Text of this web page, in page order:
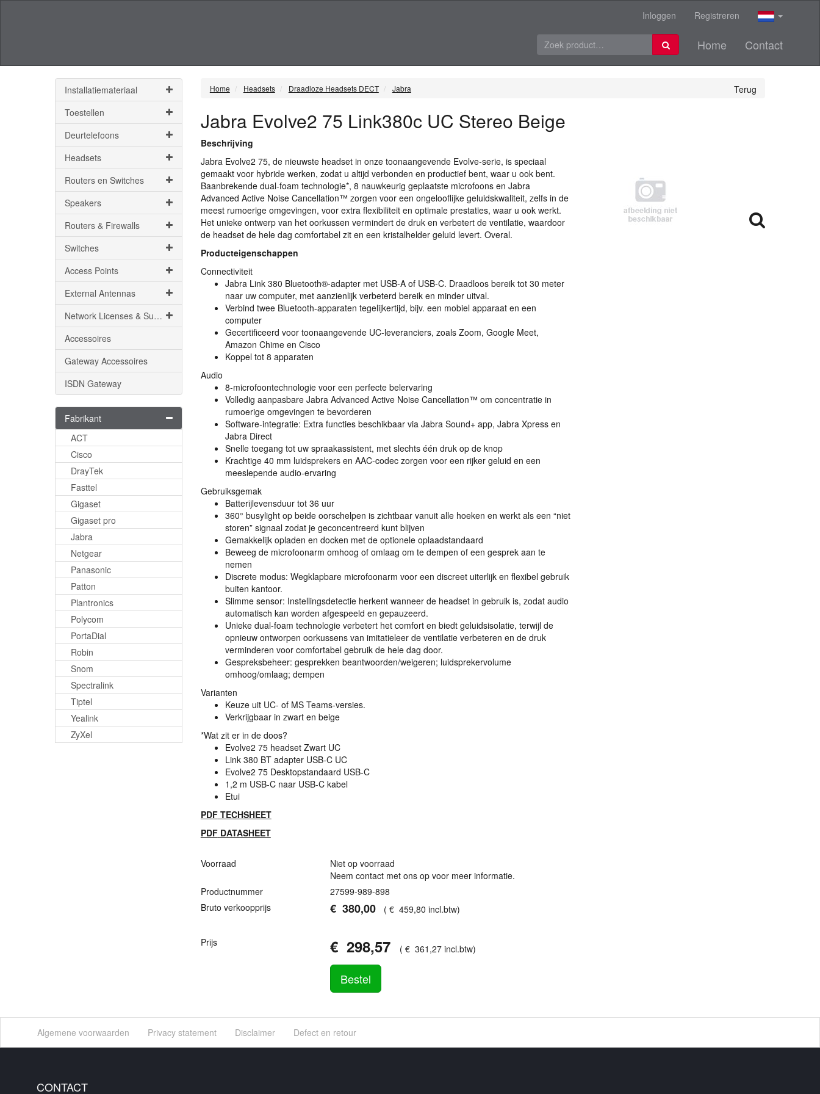
Inloggen Registreren
Home Contact
Installatiemateriaal
Toestellen
Deurtelefoons
Headsets
Routers en Switches
Speakers
Routers & Firewalls
Switches
Access Points
External Antennas
Network Licenses & Support
Accessoires
Gateway Accessoires
ISDN Gateway
Fabrikant
ACT
Cisco
DrayTek
Fasttel
Gigaset
Gigaset pro
Jabra
Netgear
Panasonic
Patton
Plantronics
Polycom
PortaDial
Robin
Snom
Spectralink
Tiptel
Yealink
ZyXel
Terug
Home Headsets Draadloze Headsets DECT Jabra
Jabra Evolve2 75 Link380c UC Stereo Beige
Beschrijving
Jabra Evolve2 75, de nieuwste headset in onze toonaangevende Evolve-serie, is speciaal
gemaakt voor hybride werken, zodat u altijd verbonden en productief bent, waar u ook bent.
Baanbrekende dual-foam technologie*, 8 nauwkeurig geplaatste microfoons en Jabra
Advanced Active Noise Cancellation™ zorgen voor een ongelooflijke geluidskwaliteit, zelfs in de
meest rumoerige omgevingen, voor extra flexibiliteit en optimale prestaties, waar u ook werkt.
Het unieke ontwerp van het oorkussen vermindert de druk en verbetert de ventilatie, waardoor
de headset de hele dag comfortabel zit en een kristalhelder geluid levert. Overal.
Producteigenschappen
Connectiviteit
Jabra Link 380 Bluetooth®-adapter met USB-A of USB-C. Draadloos bereik tot 30 meter
naar uw computer, met aanzienlijk verbeterd bereik en minder uitval.
Verbind twee Bluetooth-apparaten tegelijkertijd, bijv. een mobiel apparaat en een
computer
Gecertificeerd voor toonaangevende UC-leveranciers, zoals Zoom, Google Meet,
Amazon Chime en Cisco
Koppel tot 8 apparaten
Audio
8-microfoontechnologie voor een perfecte belervaring
Volledig aanpasbare Jabra Advanced Active Noise Cancellation™ om concentratie in
rumoerige omgevingen te bevorderen
Software-integratie: Extra functies beschikbaar via Jabra Sound+ app, Jabra Xpress en
Jabra Direct
Snelle toegang tot uw spraakassistent, met slechts één druk op de knop
Krachtige 40 mm luidsprekers en AAC-codec zorgen voor een rijker geluid en een
meeslepende audio-ervaring
Gebruiksgemak
Batterijlevensduur tot 36 uur
360° busylight op beide oorschelpen is zichtbaar vanuit alle hoeken en werkt als een “niet
storen” signaal zodat je geconcentreerd kunt blijven
Gemakkelijk opladen en docken met de optionele oplaadstandaard
Beweeg de microfoonarm omhoog of omlaag om te dempen of een gesprek aan te
nemen
Discrete modus: Wegklapbare microfoonarm voor een discreet uiterlijk en flexibel gebruik
buiten kantoor.
Slimme sensor: Instellingsdetectie herkent wanneer de headset in gebruik is, zodat audio
automatisch kan worden afgespeeld en gepauzeerd.
Unieke dual-foam technologie verbetert het comfort en biedt geluidsisolatie, terwijl de
opnieuw ontworpen oorkussens van imitatieleer de ventilatie verbeteren en de druk
verminderen voor comfortabel gebruik de hele dag door.
Gespreksbeheer: gesprekken beantwoorden/weigeren; luidsprekervolume
omhoog/omlaag; dempen
Varianten
Keuze uit UC- of MS Teams-versies.
Verkrijgbaar in zwart en beige
*Wat zit er in de doos?
Evolve2 75 headset Zwart UC
Link 380 BT adapter USB-C UC
Evolve2 75 Desktopstandaard USB-C
1,2 m USB-C naar USB-C kabel
Etui
PDF TECHSHEET
PDF DATASHEET
Voorraad
Niet op voorraad
Neem contact met ons op voor meer informatie.
Productnummer
27599-989-898
Bruto verkoopprijs
€ 380,00 (€ 459,80 incl.btw)
Prijs € 298,57 (€ 361 ,27 incl.btw)
Bestel
Algemene voorwaarden Privacy statement Disclaimer Defect en retour
CONTACT